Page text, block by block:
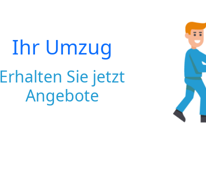
Ihr Umzug
Erhalten Sie jetzt
Angebote